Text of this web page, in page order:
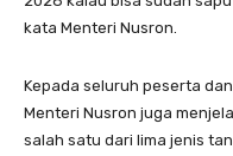
kata Menteri Nusron.
Kepada seluruh peserta
Menteri Nusron juga
salah satu dari lima jenis